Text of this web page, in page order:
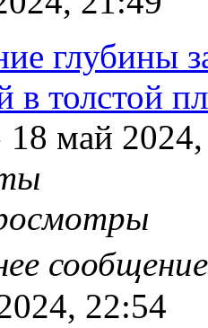
глубины
в толстой
18 май
22:54